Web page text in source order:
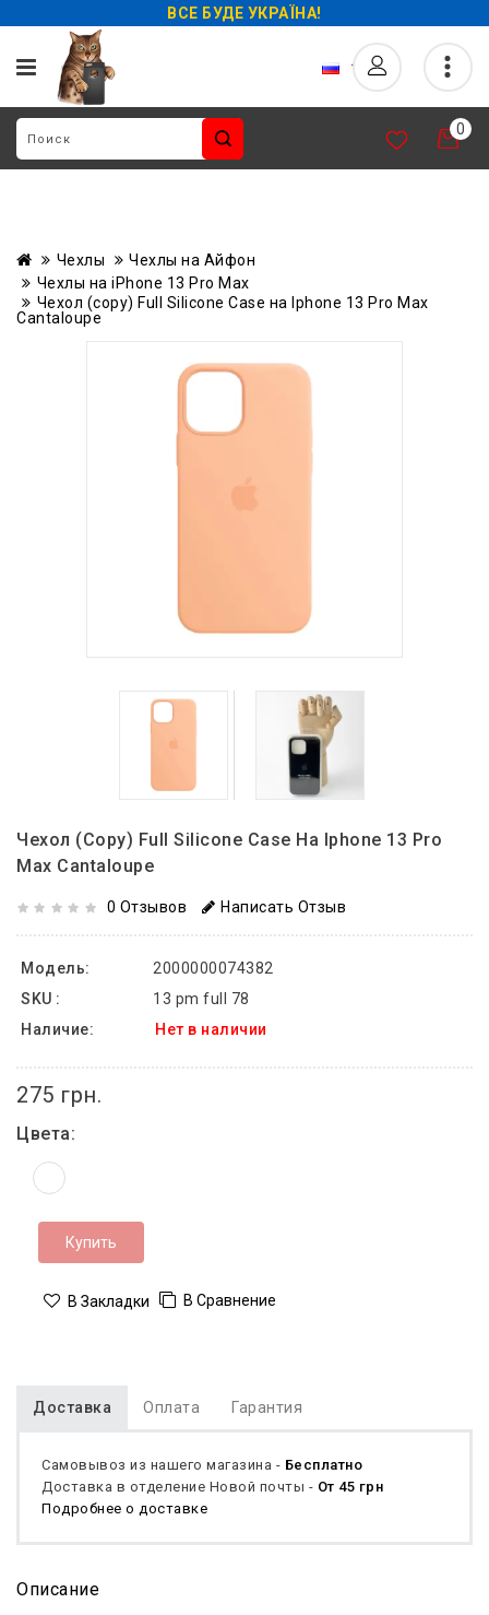
ВСЕ БУДЕ УКРАЇНА!
0
Чехлы
Чехлы на Айфон
Чехлы на iPhone 13 Pro Max
Чехол (copy) Full Silicone Case на Iphone 13 Pro Max
Cantaloupe
Чехол (copy) Full Silicone Case На Iphone 13 Pro
Max Cantaloupe
0 Отзывов Написать Отзыв
Модель:
2000000074382
SKU :
13 pm full 78
Наличие:
Нет в наличии
275 грн.
Цвета:
Купить
В Закладки В Сравнение
Доставка Оплата Гарантия
Самовывоз из нашего магазина - Бесплатно
Доставка в отделение Новой почты - От 45 грн
Подробнее о доставке
Описание